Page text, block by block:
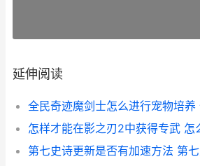
延伸阅读
怎样才能在影之刃2中获得专武 怎